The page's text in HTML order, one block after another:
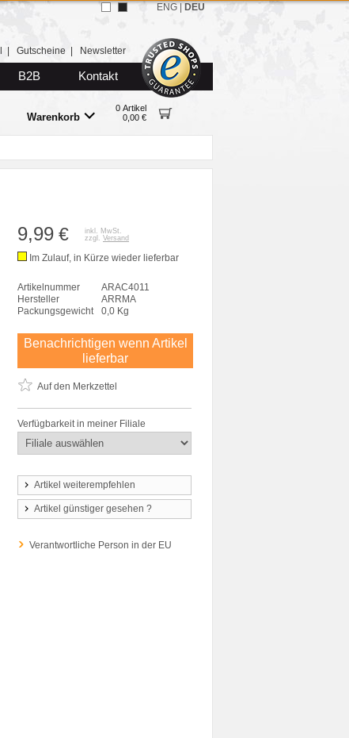
Gutscheine Newsletter
B2B Kontakt
Warenkorb
0 Artikel
0,00 €
ENG DEU
9,99 €
inkl. MwSt.
zzgl. Versand
Im Zulauf, in Kürze wieder lieferbar
Artikelnummer
ARAC4011
Hersteller
ARRMA
Packungsgewicht
0,0 Kg
Benachrichtigen wenn Artikel
lieferbar
Auf den Merkzettel
Verfügbarkeit in meiner Filiale
Artikel weiterempfehlen
Artikel günstiger gesehen ?
Verantwortliche Person in der EU